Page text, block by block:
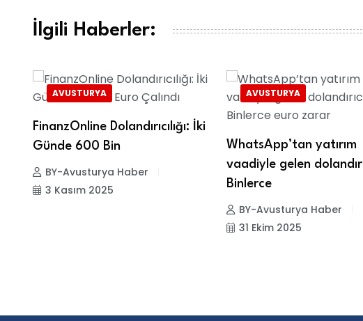
İlgili Haberler:
AVUSTURYA
FinanzOnline Dolandırıcılığı: İki
Günde 600 Bin
BY-Avusturya Haber
3 Kasım 2025
AVUSTURYA
WhatsApp’tan yatırım
vaadiyle gelen
Binlerce
BY-Avusturya Haber
31 Ekim 2025